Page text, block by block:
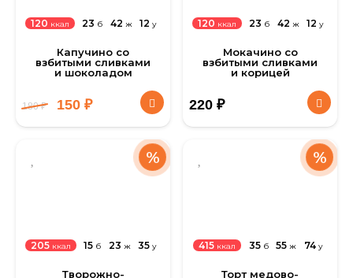
120 ккал 23 б 42 ж 12 у
Капучино со
взбитыми сливками
и шоколадом
180₽ 150₽
120 ккал 23 б 42 ж 12 у
Мокачино со
взбитыми сливками
и корицей
220 ₽
205ккал 15 б 23 ж 35 у
%
Творожно-
415 ккал 35б 55 ж 74у
%
Торт медово-